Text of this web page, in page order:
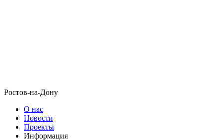
Ростов-на-Дону
О нас
Новости
Проекты
Информация